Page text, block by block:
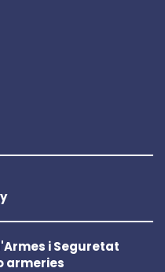
i Seguretat
armeries